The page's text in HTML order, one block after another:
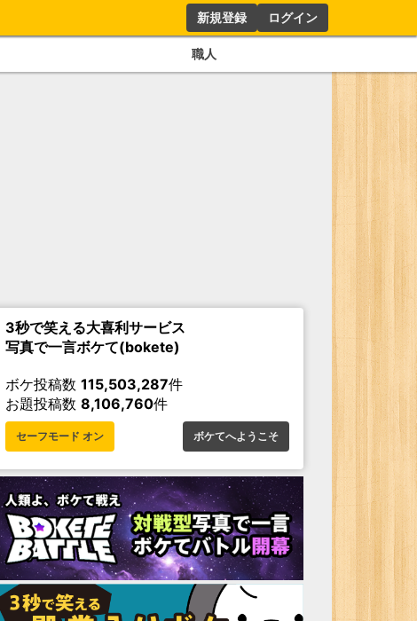
新規登録 ログイン
職人
3秒で笑える大喜利サービス
写真で一言ボケて(bokete)
ボケ投稿数 115,503,287件
お題投稿数 8,106,760件
セーフモード オン ボケてへようこそ